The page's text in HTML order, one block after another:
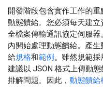
開發階段包含實作工作的
動態饋給。您必須每天建
全檔案傳輸通訊協定伺服
內開始處理動態饋給。產
給規格和範例。雖然規範
建議以 JSON 格式上傳動
排解問題。因此， 動態饋給